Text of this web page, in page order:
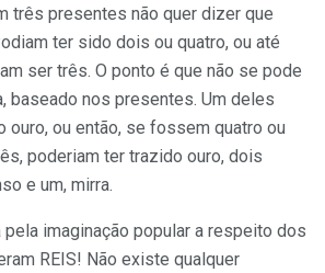
três presentes não quer dizer que
ter sido dois ou quatro, ou até
ser três. O ponto é que não se pode
baseado nos presentes. Um deles
ouro, ou então, se fossem quatro ou
poderiam ter trazido ouro, dois
e um, mirra.
pela imaginação popular a respeito dos
REIS! Não existe qualquer